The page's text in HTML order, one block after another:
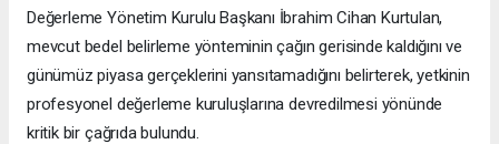
Değerleme Yönetim Kurulu Başkanı İbrahim Cihan Kurtulan,
mevcut bedel belirleme yönteminin çağın gerisinde kaldığını ve
günümüz piyasa gerçeklerini yansıtamadığını belirterek, yetkinin
profesyonel değerleme kuruluşlarına devredilmesi yönünde
kritik bir çağrıda bulundu.